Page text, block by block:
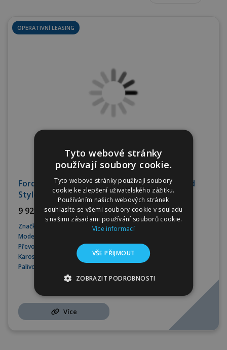
OPERATIVNÍ LEASING
Ford Explorer RWD 52 kWh Standartní dojezd
Style
9 929 CZK bez DPH
Značka
Ford
Model
Převodovka
Automatická
Karoserie
SUV
Palivo
Více
Tyto webové stránky
používají soubory cookie.
Tyto webové stránky používají soubory
cookie ke zlepšení uživatelského zážitku.
Používáním našich webových stránek
souhlasíte se všemi soubory cookie v souladu
s našimi zásadami používání souborů cookie.
Více informací
VŠE PŘIJMOUT
ZOBRAZIT PODROBNOSTI